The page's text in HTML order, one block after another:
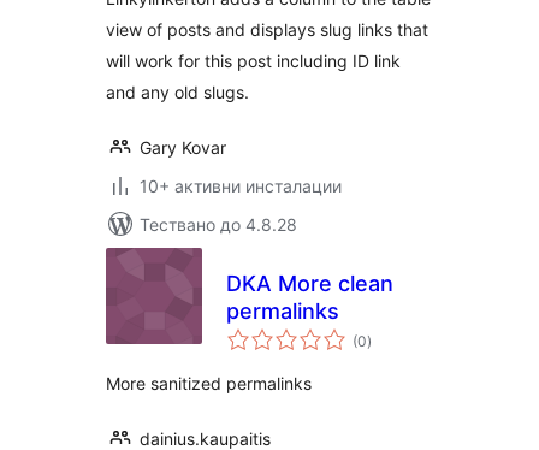
view of posts and displays slug links that
will work for this post including ID link
and any old slugs.
Gary Kovar
10+ активни инсталации
Тествано до 4.8.28
DKA More clean
permalinks
(0общо
оценки
)
More sanitized permalinks
dainius.kaupaitis